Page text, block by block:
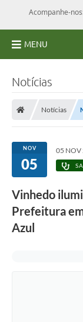
Acompanhe-
MENU
Licitações
Transparência
Concursos e
Inclusão e
Notícias
Notícias
NOV
05
05 NOV
Vinhedo
Prefeitura
Azul